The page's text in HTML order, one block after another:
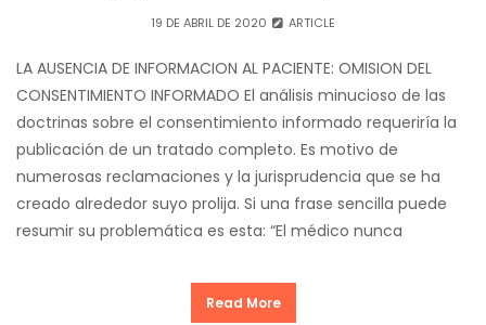
19 DE ABRIL DE 2020 ARTICLE
LA AUSENCIA DE INFORMACION AL PACIENTE: OMISION DEL
CONSENTIMIENTO INFORMADO El análisis minucioso de las
doctrinas sobre el consentimiento informado requeriría la
publicación de un tratado completo. Es motivo de
numerosas reclamaciones y la jurisprudencia que se ha
creado alrededor suyo prolija. Si una frase sencilla puede
resumir su problemática es esta: “El médico nunca
Read More